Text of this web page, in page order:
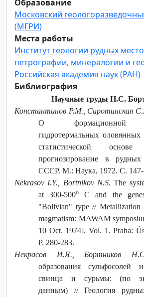
Образование
Московский
(МГРИ)
Места работы
Институт геологии рудных
петрографии, минералогии и
Российская академия наук (РАН)
Библиография
Научные труды Н.С.
Константинов Р.М., Сиротинская
О формационной
гидротермальных
статистической
прогнозирование в
СССР. М.: Наука, 1972. С. 147-
Nekrasov I.Y., Bortnikov N.S. The
at 300-500o C and the
"Bolivian" type // Metallization
magmatism: MAWAM
10 Oct. 1974]. Vol. 1. Praha:
P. 280-283.
Некрасов И.Я., Бортников
образования сульфосолей
свинца и сурьмы: (по
данным) // Геология